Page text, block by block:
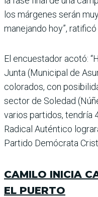
los márgenes serán
mane­jando hoy”, ratificó
El encuestador acotó:
Junta (Municipal de
colorados, con
sec­tor de Soledad
varios partidos, tendría
Radi­cal Auténtico
Partido Demócrata
CAMILO INICIA
EL PUERTO